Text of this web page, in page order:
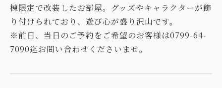
棟限定で改装したお部屋。グッズやキャラクターが飾
り付けられており、遊び心が盛り沢山です。
※前日、当日のご予約をご希望のお客様は0799-64-
7090迄お問い合わせくださいませ。